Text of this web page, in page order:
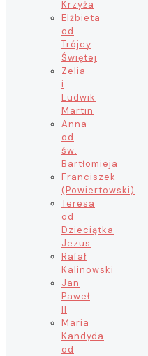
Krzyża
Elżbieta
od
Trójcy
Świętej
Zelia
i
Ludwik
Martin
Anna
od
św.
Bartłomieja
Franciszek
(Powiertowski)
Teresa
od
Dzieciątka
Jezus
Rafał
Kalinowski
Jan
Paweł
II
Maria
Kandyda
od